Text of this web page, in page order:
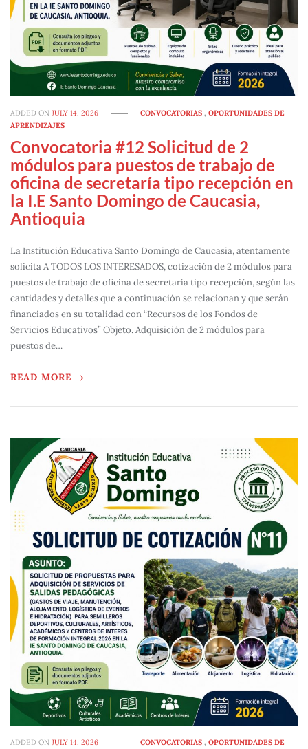
ADDED ONJULY 14, 2026 CONVOCATORIAS ,OPORTUNIDADES DE
APRENDIZAJES
Convocatoria #12 Solicitud de 2
módulos para puestos de trabajo de
oficina de secretaría tipo recepción en
la I.E Santo Domingo de Caucasia,
Antioquia
La Institución Educativa Santo Domingo de Caucasia, atentamente
solicita A TODOS LOS INTERESADOS, cotización de 2 módulos para
puestos de trabajo de oficina de secretaría tipo recepción, según las
cantidades y detalles que a continuación se relacionan y que serán
financiados en su totalidad con “Recursos de los Fondos de
Servicios Educativos” Objeto. Adquisición de 2 módulos para
puestos de…
READ MORE
ADDED ONJULY 14, 2026 CONVOCATORIAS ,OPORTUNIDADES DE